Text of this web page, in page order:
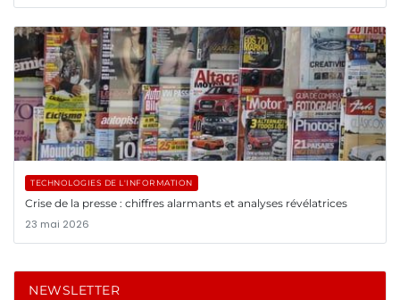
TECHNOLOGIES DE L'INFORMATION
Crise de la presse : chiffres alarmants et analyses révélatrices
23 mai 2026
NEWSLETTER